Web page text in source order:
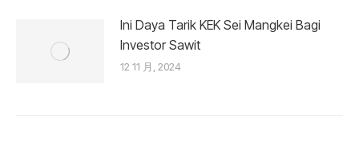
Ini Daya Tarik KEK Sei Mangkei Bagi
Investor Sawit
12 11 月, 2024